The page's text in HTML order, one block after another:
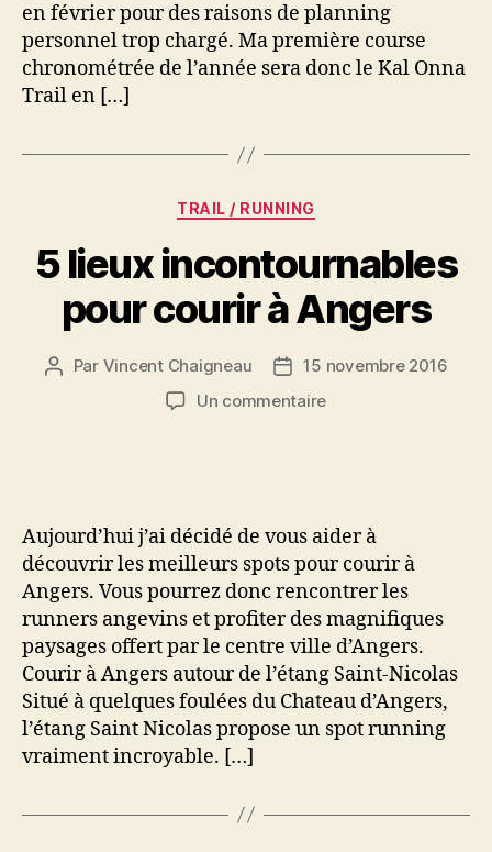
en février pour des raisons de planning
personnel trop chargé. Ma première course
chronométrée de l’année sera donc le Kal Onna
Trail en […]
Catégories
TRAIL / RUNNING
5 lieux incontournables
pour courir à Angers
Auteur
Par Vincent Chaigneau
Date15 novembre 2016
Un commentairesur
à
Angers
Aujourd’hui j’ai décidé de vous aider à
découvrir les meilleurs spots pour courir à
Angers. Vous pourrez donc rencontrer les
runners angevins et profiter des magnifiques
paysages offert par le centre ville d’Angers.
Courir à Angers autour de l’étang Saint-Nicolas
Situé à quelques foulées du Chateau d’Angers,
l’étang Saint Nicolas propose un spot running
vraiment incroyable. […]